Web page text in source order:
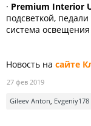
· Premium Interior
подсветкой,
система
Новость на сайте
27 фев 2019
Gileev Anton, Evgeniy178